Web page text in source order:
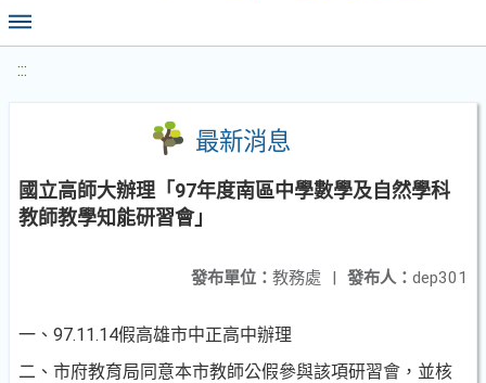
:::
最新消息
國立高師大辦理「97年度南區中學數學及自然學科
教師教學知能研習會」
發布人： dep301
發布單位： 教務處 |
一、97.11.14假高雄市中正高中辦理
二、市府教育局同意本市教師公假參與該項研習會，並核